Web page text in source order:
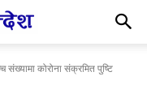
संख्यामा कोरोना संक्रमित पुष्टि